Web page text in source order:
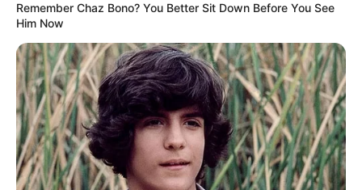
(foto: instagram/alifhiafitri)
Remember Chaz Bono? You Better Sit Down Before You See
Him Now